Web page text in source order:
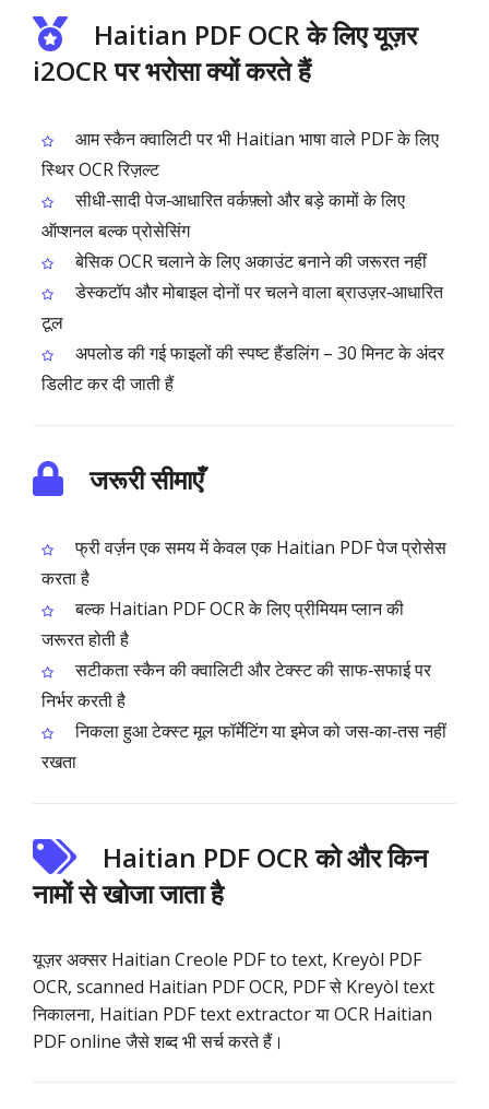
Haitian PDF OCR के लिए यूज़र
i2OCR पर भरोसा क्यों करते हैं
आम स्कैन क्वालिटी पर भी Haitian भाषा वाले PDF के लिए
स्थिर OCR रिज़ल्ट
सीधी‑सादी पेज‑आधारित वर्कफ़्लो और बड़े कामों के लिए
ऑप्शनल बल्क प्रोसेसिंग
बेसिक OCR चलाने के लिए अकाउंट बनाने की जरूरत नहीं
डेस्कटॉप और मोबाइल दोनों पर चलने वाला ब्राउज़र‑आधारित
टूल
अपलोड की गई फाइलों की स्पष्ट हैंडलिंग – 30 मिनट के अंदर
डिलीट कर दी जाती हैं
जरूरी सीमाएँ
फ्री वर्ज़न एक समय में केवल एक Haitian PDF पेज प्रोसेस
करता है
बल्क Haitian PDF OCR के लिए प्रीमियम प्लान की
जरूरत होती है
सटीकता स्कैन की क्वालिटी और टेक्स्ट की साफ‑सफाई पर
निर्भर करती है
निकला हुआ टेक्स्ट मूल फॉर्मेटिंग या इमेज को जस‑का‑तस नहीं
रखता
Haitian PDF OCR को और किन
नामों से खोजा जाता है
यूज़र अक्सर Haitian Creole PDF to text, Kreyòl PDF
OCR, scanned Haitian PDF OCR, PDF से Kreyòl text
निकालना, Haitian PDF text extractor या OCR Haitian
PDF online जैसे शब्द भी सर्च करते हैं।